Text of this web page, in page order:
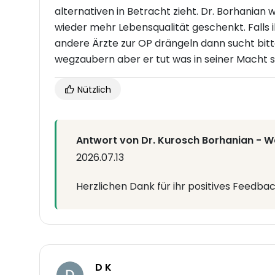
alternativen in Betracht zieht. Dr. Borhanian
wieder mehr Lebensqualität geschenkt.
andere Ärzte zur OP drängeln dann sucht
wegzaubern aber er tut was in seiner Macht
Nützlich
Antwort von Dr. Kurosch Borhanian -
2026.07.13
Herzlichen Dank für ihr positives
D K